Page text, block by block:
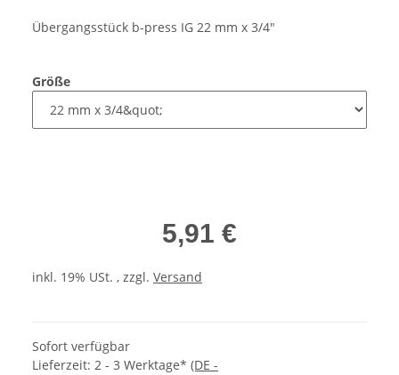
Übergangsstück b-press IG 22 mm x 3/4"
Größe
5,91 €
inkl. 19% USt. , zzgl. Versand
Sofort verfügbar
Lieferzeit: 2 - 3 Werktage* (DE -